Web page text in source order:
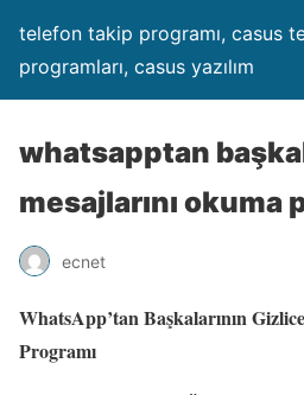
telefon takip programı, casus
programları, casus yazılım
whatsapptan
mesajlarını okuma
ecnet
WhatsApp’tan Başkalarının
Programı